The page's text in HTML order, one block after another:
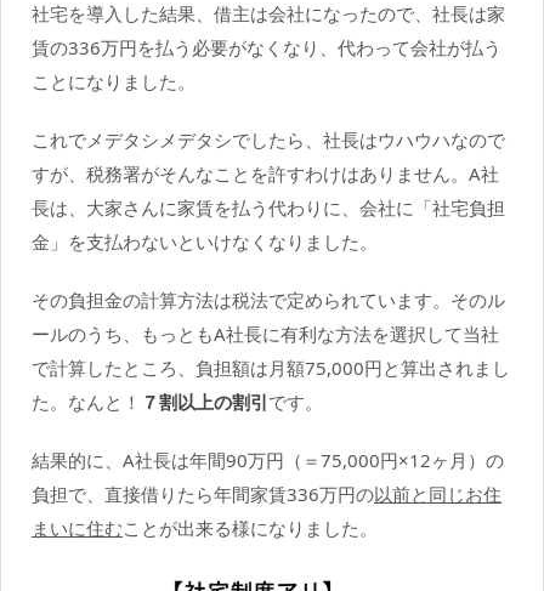
社宅を導入した結果、借主は会社になったので、社長は家
賃の336万円を払う必要がなくなり、代わって会社が払う
ことになりました。
これでメデタシメデタシでしたら、社長はウハウハなので
すが、税務署がそんなことを許すわけはありません。A社
長は、大家さんに家賃を払う代わりに、会社に「社宅負担
金」を支払わないといけなくなりました。
その負担金の計算方法は税法で定められています。そのル
ールのうち、もっともA社長に有利な方法を選択して当社
で計算したところ、負担額は月額75,000円と算出されまし
た。なんと！ ７割以上の割引です。
結果的に、A社長は年間90万円（＝75,000円×12ヶ月）の
負担で、直接借りたら年間家賃336万円の以前と同じお住
まいに住むことが出来る様になりました。